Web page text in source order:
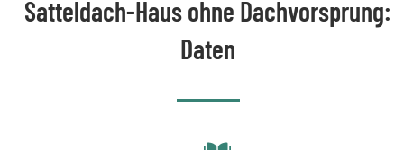
Satteldach-Haus ohne Dachvorsprung:
Daten